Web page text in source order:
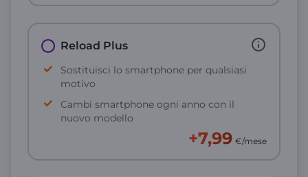
Reload Plus
Sostituisci lo smartphone per qualsiasi
motivo
Cambi smartphone ogni anno con il
nuovo modello
+7,99 €/mese